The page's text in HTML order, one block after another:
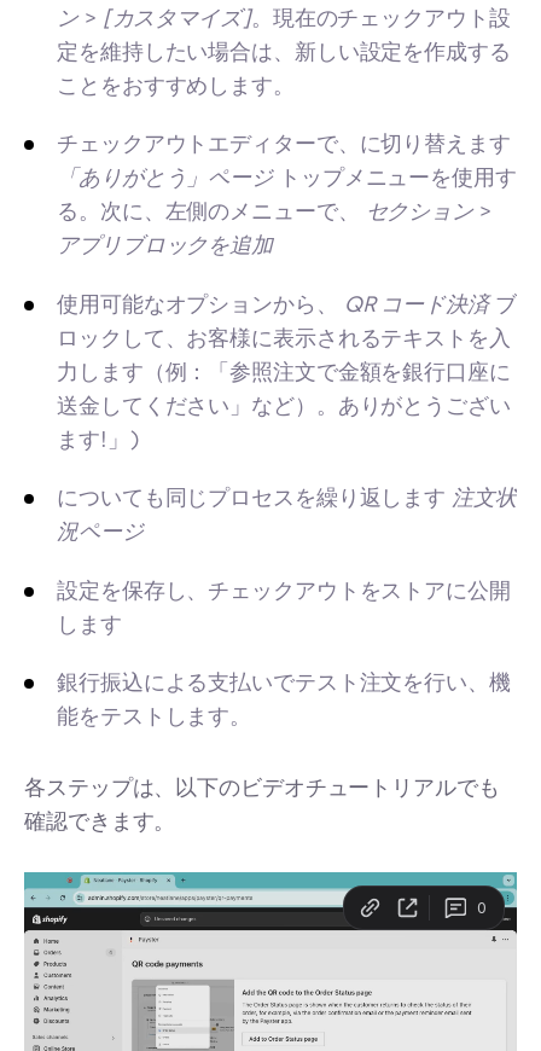
ン> [カスタマイズ]。現在のチェックアウト設
定を維持したい場合は、新しい設定を作成する
ことをおすすめします。
チェックアウトエディターで、に切り替えます
「ありがとう」ページトップメニューを使用す
る。次に、左側のメニューで、
セクション>
アプリブロックを追加
使用可能なオプションから、 QR コード決済ブ
ロックして、お客様に表示されるテキストを入
力します（例：「参照注文で金額を銀行口座に
送金してください」など）。ありがとうござい
ます!」)
についても同じプロセスを繰り返します 注文状
況ページ
設定を保存し、チェックアウトをストアに公開
します
銀行振込による支払いでテスト注文を行い、機
能をテストします。
各ステップは、以下のビデオチュートリアルでも
確認できます。